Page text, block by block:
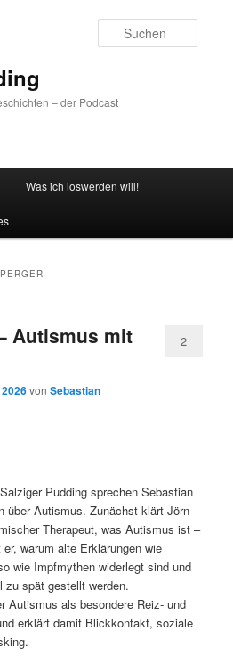
– der Podcast
Was ich loswerden will!
Autismus mit
vonSebastian
2
Pudding sprechen Sebastian
über Autismus. Zunächst klärt Jörn
Therapeut, was Autismus ist –
warum alte Erklärungen wie
wie Impfmythen widerlegt sind und
zu spät gestellt werden.
Autismus als besondere Reiz- und
erklärt damit Blickkontakt, soziale